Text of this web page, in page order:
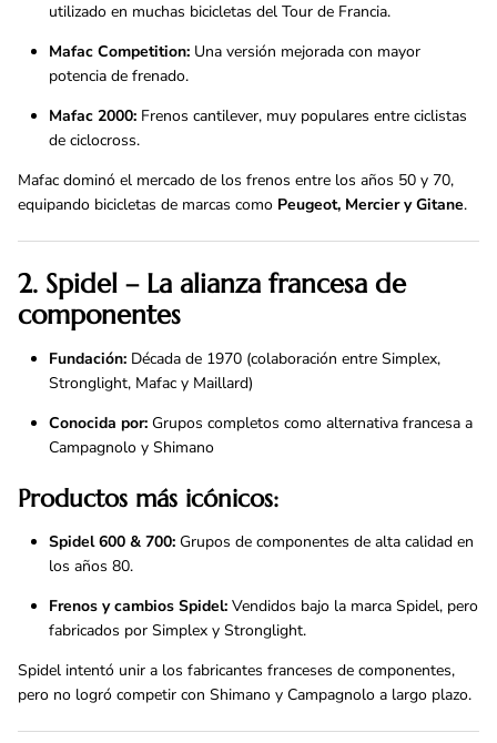
utilizado en muchas bicicletas del Tour de Francia.
Mafac Competition: Una versión mejorada con mayor
potencia de frenado.
Mafac 2000: Frenos cantilever, muy populares entre ciclistas
de ciclocross.
Mafac dominó el mercado de los frenos entre los años 50 y 70,
equipando bicicletas de marcas como Peugeot, Mercier y Gitane.
2. Spidel – La alianza francesa de
componentes
Fundación: Década de 1970 (colaboración entre Simplex,
Stronglight, Mafac y Maillard)
Conocida por: Grupos completos como alternativa francesa a
Campagnolo y Shimano
Productos más icónicos:
Spidel 600 & 700: Grupos de componentes de alta calidad en
los años 80.
Frenos y cambios Spidel: Vendidos bajo la marca Spidel, pero
fabricados por Simplex y Stronglight.
Spidel intentó unir a los fabricantes franceses de componentes,
pero no logró competir con Shimano y Campagnolo a largo plazo.